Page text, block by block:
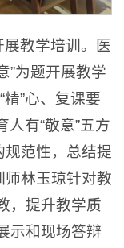
教学培训。医
”为题开展教学
”心、复课要
人有“敬意”五方
规范性，总结提
林玉琼针对教
，提升教学质
示和现场答辩